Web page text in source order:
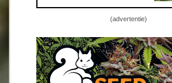
(advertentie)